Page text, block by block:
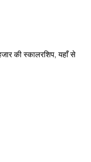
की स्कालरशिप, यहाँ से